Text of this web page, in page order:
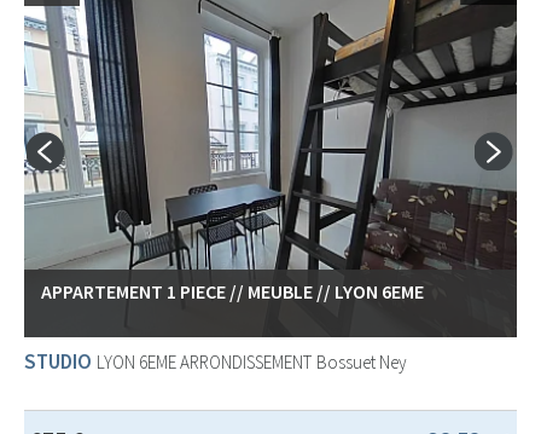
APPARTEMENT 1 PIECE // MEUBLE // LYON 6EME
STUDIO LYON 6EME ARRONDISSEMENT Bossuet Ney